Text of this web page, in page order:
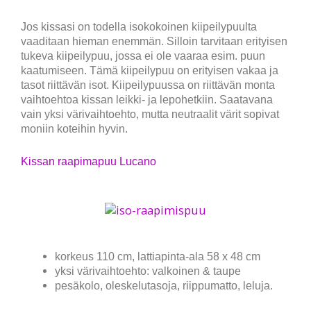
Jos kissasi on todella isokokoinen kiipeilypuulta
vaaditaan hieman enemmän. Silloin tarvitaan erityisen
tukeva kiipeilypuu, jossa ei ole vaaraa esim. puun
kaatumiseen. Tämä kiipeilypuu on erityisen vakaa ja
tasot riittävän isot. Kiipeilypuussa on riittävän monta
vaihtoehtoa kissan leikki- ja lepohetkiin. Saatavana
vain yksi värivaihtoehto, mutta neutraalit värit sopivat
moniin koteihin hyvin.
Kissan raapimapuu Lucano
korkeus 110 cm, lattiapinta-ala 58 x 48 cm
yksi värivaihtoehto: valkoinen & taupe
pesäkolo, oleskelutasoja, riippumatto, leluja.